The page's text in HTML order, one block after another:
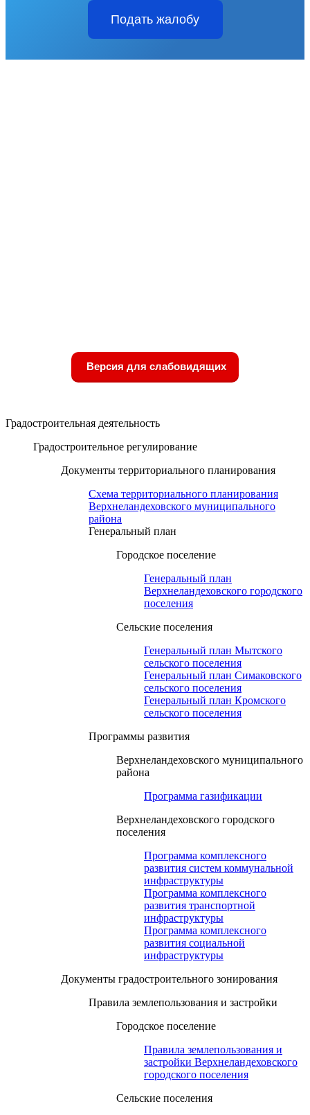
Подать жалобу
Версия для слабовидящих
Градостроительная деятельность
Градостроительное регулирование
Документы территориального планирования
Схема территориального планирования
Верхнеландеховского муниципального
района
Генеральный план
Городское поселение
Генеральный план
Верхнеландеховского городского
поселения
Сельские поселения
Генеральный план Мытского
сельского поселения
Генеральный план Симаковского
сельского поселения
Генеральный план Кромского
сельского поселения
Программы развития
Верхнеландеховского муниципального
района
Программа газификации
Верхнеландеховского городского
поселения
Программа комплексного
развития систем коммунальной
инфраструктуры
Программа комплексного
развития транспортной
инфраструктуры
Программа комплексного
развития социальной
инфраструктуры
Документы градостроительного зонирования
Правила землепользования и застройки
Городское поселение
Правила землепользования и
застройки Верхнеландеховского
городского поселения
Сельские поселения